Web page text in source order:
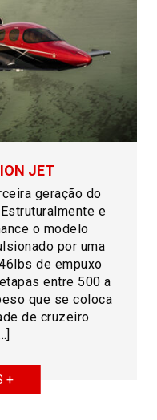
JET
geração do
e
o modelo
por uma
de empuxo
entre 500 a
que se coloca
de cruzeiro
+